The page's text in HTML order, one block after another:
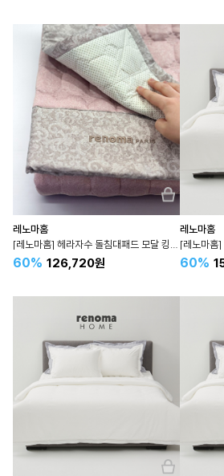
레노마홈
[레노마홈] 헤라자수 돌침대패드 모달 킹 K 핑크
60% 126,720원
레노마홈
60%